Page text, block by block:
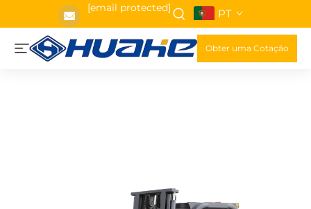
[email protected] PT
Obter uma Cotação